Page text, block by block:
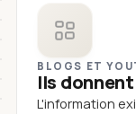
BLOGS ET
Ils
L'information